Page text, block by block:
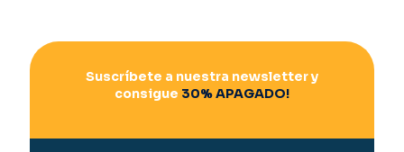
Suscríbete a nuestra newsletter y
consigue 30% APAGADO!